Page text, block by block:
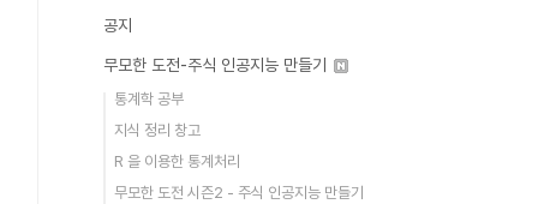
공지
무모한 도전-주식 인공지능 만들기
통계학 공부
지식 정리 창고
R 을 이용한 통계처리
무모한 도전 시즌2 - 주식 인공지능 만들기